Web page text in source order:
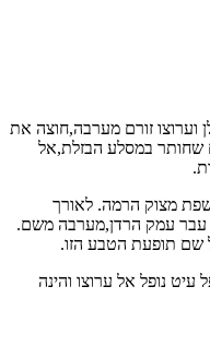
וערוצו זורם מערבה,חוצה את
מים שחותר במסלע הבזלת,אל
שפת מצוק הרמה. לאורך
עבר עמק הרדן,מערבה משם.
תופעת הטבע הזו.
נופל אל ערוצו והינה